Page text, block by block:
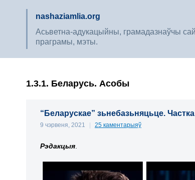
nashaziamlia.org
Асьветна-адукацыйны, грамадазнаўчы сайт
праграмы, мэты.
1.3.1. Беларусь. Асобы
“Беларускае” зьнебазьняцьце.
9 чэрвеня, 2021 | 25 каментарыяў
Рэдакцыя